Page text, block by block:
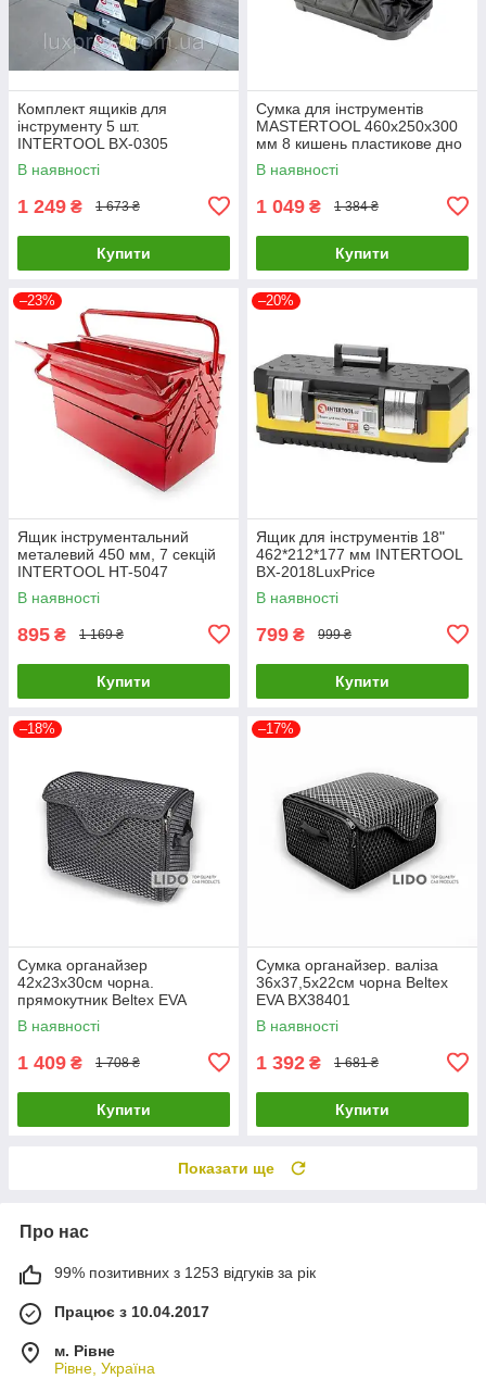
Комплект ящиків для
інструменту 5 шт.
INTERTOOL BX-0305
LuxPrice
В наявності
1 249 ₴ 1 673 ₴
Купити
Сумка для інструментів
MASTERTOOL 460х250х300
мм 8 кишень пластикове дно
1680 DEN 79-1918 LuxPrice
В наявності
1 049 ₴ 1 384 ₴
Купити
–23%
Ящик інструментальний
металевий 450 мм, 7 секцій
INTERTOOL HT-5047
LuxPrice
В наявності
895 ₴ 1 169 ₴
Купити
–20%
Ящик для інструментів 18"
462*212*177 мм INTERTOOL
BX-2018LuxPrice
В наявності
799 ₴ 999 ₴
Купити
–18%
Сумка органайзер
42х23х30см чорна.
прямокутник Beltex EVA
BX38501
В наявності
1 409 ₴ 1 708 ₴
Купити
–17%
Сумка органайзер. валіза
36х37,5х22см чорна Beltex
EVA BX38401
В наявності
1 392 ₴ 1 681 ₴
Купити
Показати ще
Про нас
99% позитивних з 1253 відгуків за рік
Працює з 10.04.2017
м. Рівне
Рівне, Україна